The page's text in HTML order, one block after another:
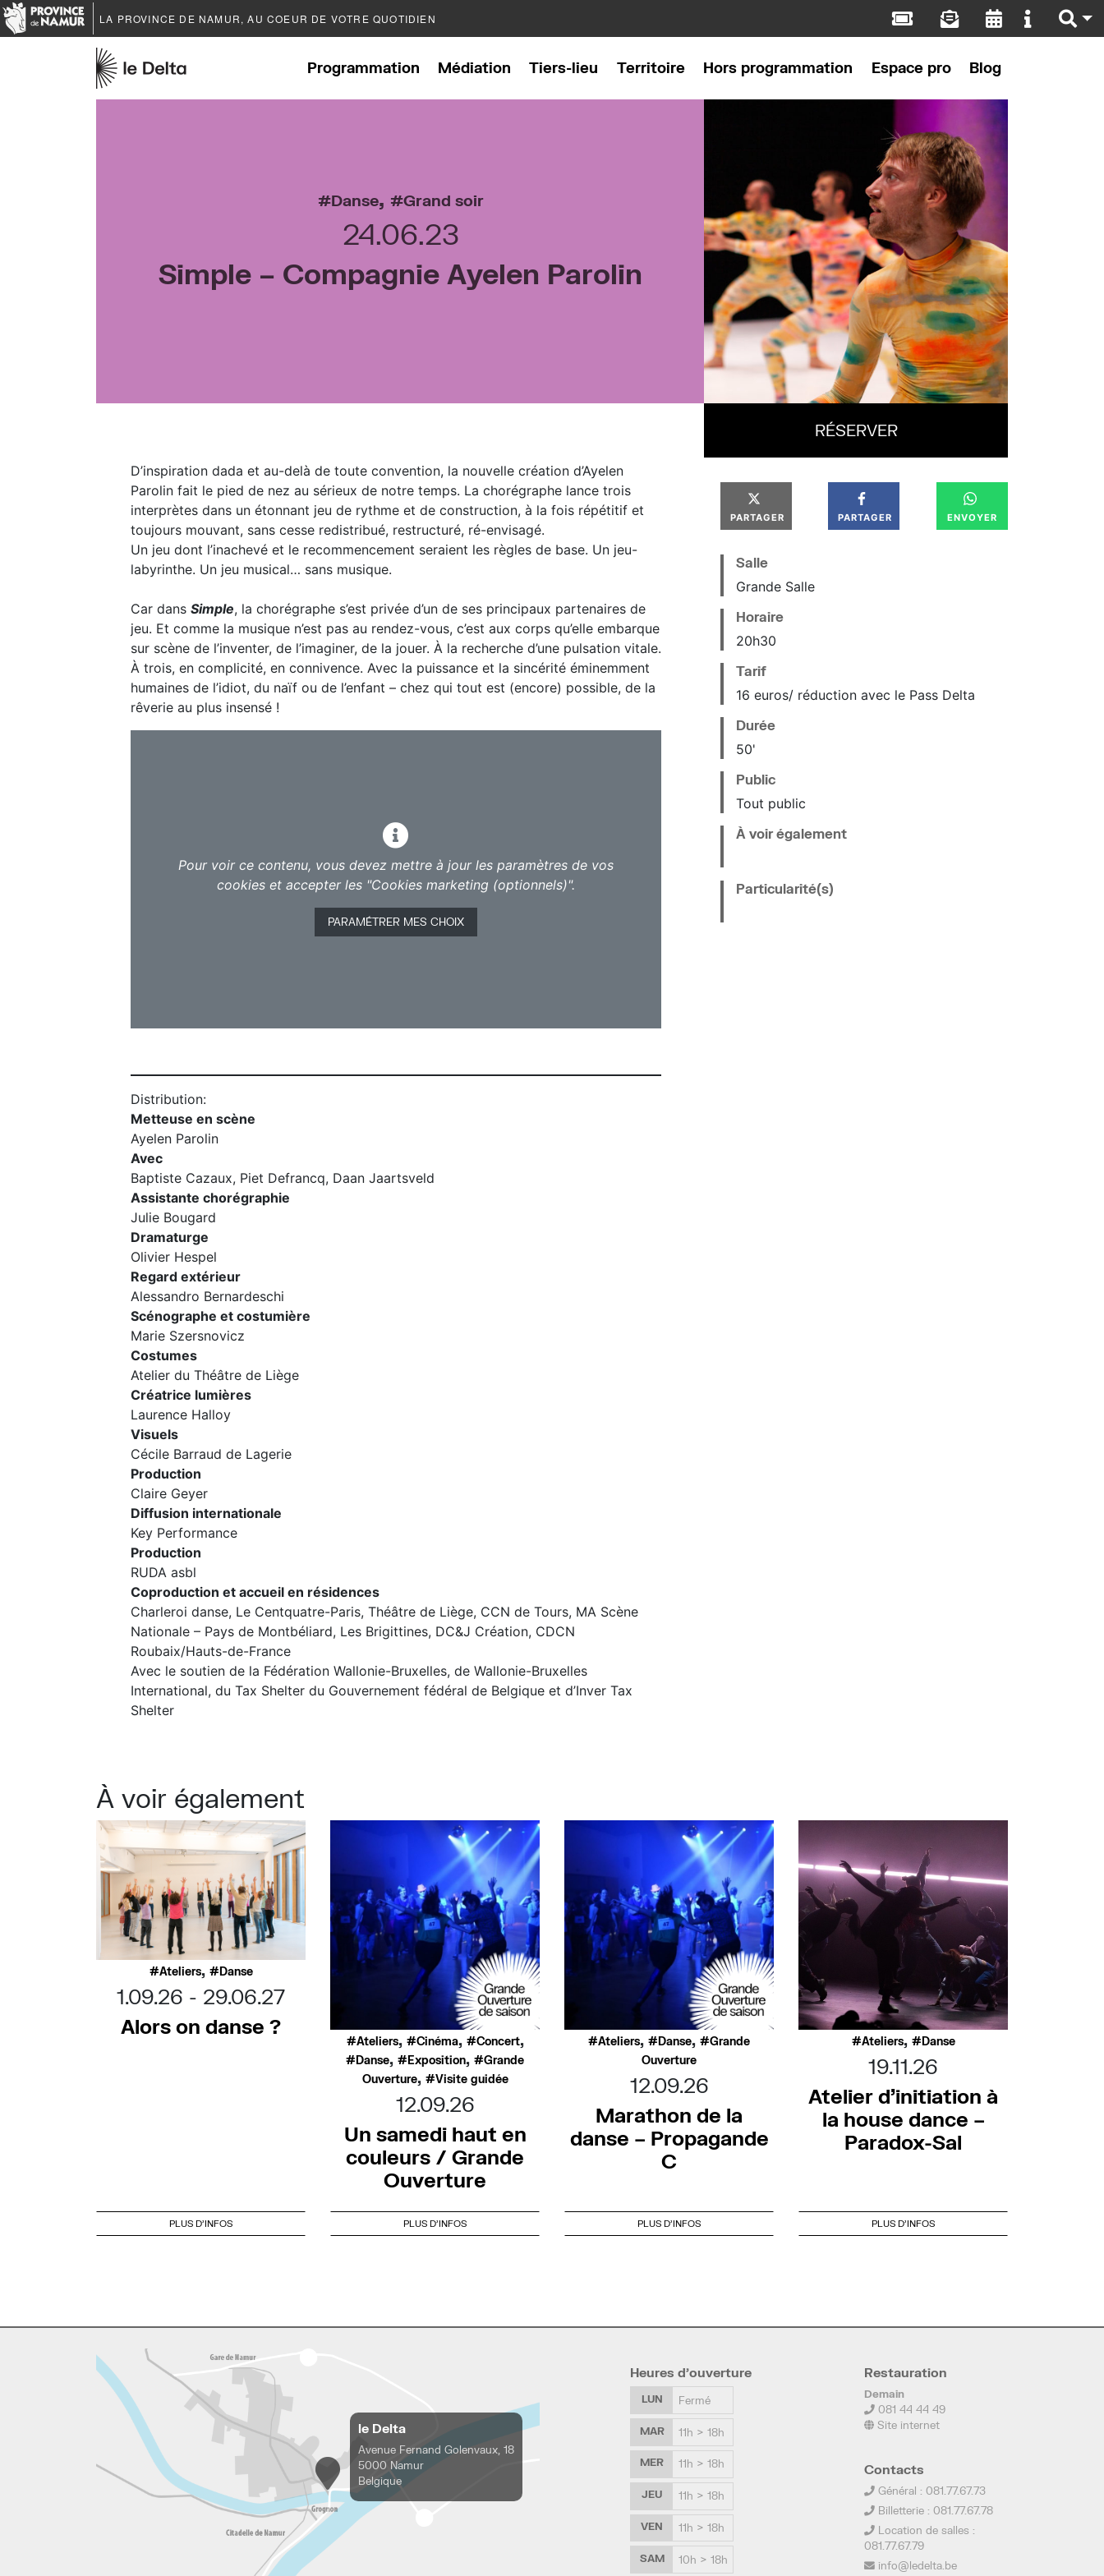
LA PROVINCE DE NAMUR, AU COEUR DE VOTRE QUOTIDIEN
Programmation Médiation Tiers-lieu Territoire Hors programmation Espace pro Blog
Danse, Grand soir
24.06.23
Simple – Compagnie Ayelen Parolin
D’inspiration dada et au-delà de toute convention, la nouvelle création d’Ayelen
Parolin fait le pied de nez au sérieux de notre temps. La chorégraphe lance trois
interprètes dans un étonnant jeu de rythme et de construction, à la fois répétitif et
toujours mouvant, sans cesse redistribué, restructuré, ré-envisagé.
Un jeu dont l’inachevé et le recommencement seraient les règles de base. Un jeu-
labyrinthe. Un jeu musical… sans musique.
Car dans Simple, la chorégraphe s’est privée d’un de ses principaux partenaires de
jeu. Et comme la musique n’est pas au rendez-vous, c’est aux corps qu’elle embarque
sur scène de l’inventer, de l’imaginer, de la jouer. À la recherche d’une pulsation vitale.
À trois, en complicité, en connivence. Avec la puissance et la sincérité éminemment
humaines de l’idiot, du naïf ou de l’enfant – chez qui tout est (encore) possible, de la
rêverie au plus insensé !
Pour voir ce contenu, vous devez mettre à jour les paramètres de vos
cookies et accepter les "Cookies marketing (optionnels)".
PARAMÉTRER MES CHOIX
Distribution:
Metteuse en scène
Ayelen Parolin
Avec
Baptiste Cazaux, Piet Defrancq, Daan Jaartsveld
Assistante chorégraphie
Julie Bougard
Dramaturge
Olivier Hespel
Regard extérieur
Alessandro Bernardeschi
Scénographe et costumière
Marie Szersnovicz
Costumes
Atelier du Théâtre de Liège
Créatrice lumières
Laurence Halloy
Visuels
Cécile Barraud de Lagerie
Production
Claire Geyer
Diffusion internationale
Key Performance
Production
RUDA asbl
Coproduction et accueil en résidences
Charleroi danse, Le Centquatre-Paris, Théâtre de Liège, CCN de Tours, MA Scène
Nationale – Pays de Montbéliard, Les Brigittines, DC&J Création, CDCN
Roubaix/Hauts-de-France
Avec le soutien de la Fédération Wallonie-Bruxelles, de Wallonie-Bruxelles
International, du Tax Shelter du Gouvernement fédéral de Belgique et d’Inver Tax
Shelter
RÉSERVER
PARTAGER PARTAGER ENVOYER
Salle
Grande Salle
Horaire
20h30
Tarif
16 euros/ réduction avec le Pass Delta
Durée
50'
Public
Tout public
À voir également
Particularité(s)
À voir également
Ateliers, Danse
1.09.26
29.06.27
Alors on danse ?
PLUS D'INFOS
Ateliers, Cinéma, Concert,
Danse, Exposition,
Grande
Ouverture, Visite guidée
12.09.26
Un samedi haut en
couleurs / Grande
Ouverture
PLUS D'INFOS
Ateliers, Danse,
Grande
Ouverture
12.09.26
Marathon de la
danse – Propagande
C
PLUS D'INFOS
Ateliers, Danse
19.11.26
Atelier d’initiation à
la house dance –
Paradox-Sal
PLUS D'INFOS
le Delta
Avenue Fernand Golenvaux, 18
5000 Namur
Belgique
Heures d’ouverture
LUN Fermé
MAR 11h > 18h
MER 11h > 18h
JEU 11h > 18h
VEN 11h > 18h
SAM 10h > 18h
Restauration
Demain
081 44 44 49
Site internet
Contacts
Général : 081.77.67.73
Billetterie : 081.77.67.78
Location de salles :
081.77.67.79
info@ledelta.be